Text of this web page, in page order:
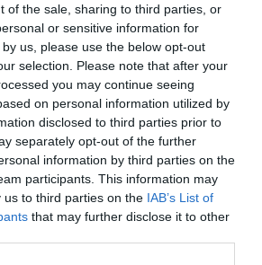
of the sale, sharing to third parties, or
or sensitive information for
us, please use the below opt-out
selection. Please note that after your
you may continue seeing
on personal information utilized by
disclosed to third parties prior to
separately opt-out of the further
information by third parties on the
participants. This information may
us to third parties on the IAB’s List of
that may further disclose it to other
az államfővel.